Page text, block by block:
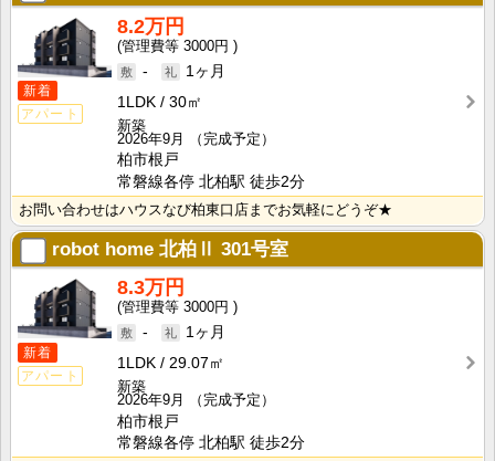
新着
アパート
8.2万円
3000円
-
1ヶ月
1LDK
30㎡
新築
2026年9月
（完成予定）
柏市根戸
常磐線各停 北柏駅 徒歩2分
お問い合わせはハウスなび柏東口店までお気軽にどうぞ★
robot home 北柏Ⅱ 301号室
新着
アパート
8.3万円
3000円
-
1ヶ月
1LDK
29.07㎡
新築
2026年9月
（完成予定）
柏市根戸
常磐線各停 北柏駅 徒歩2分